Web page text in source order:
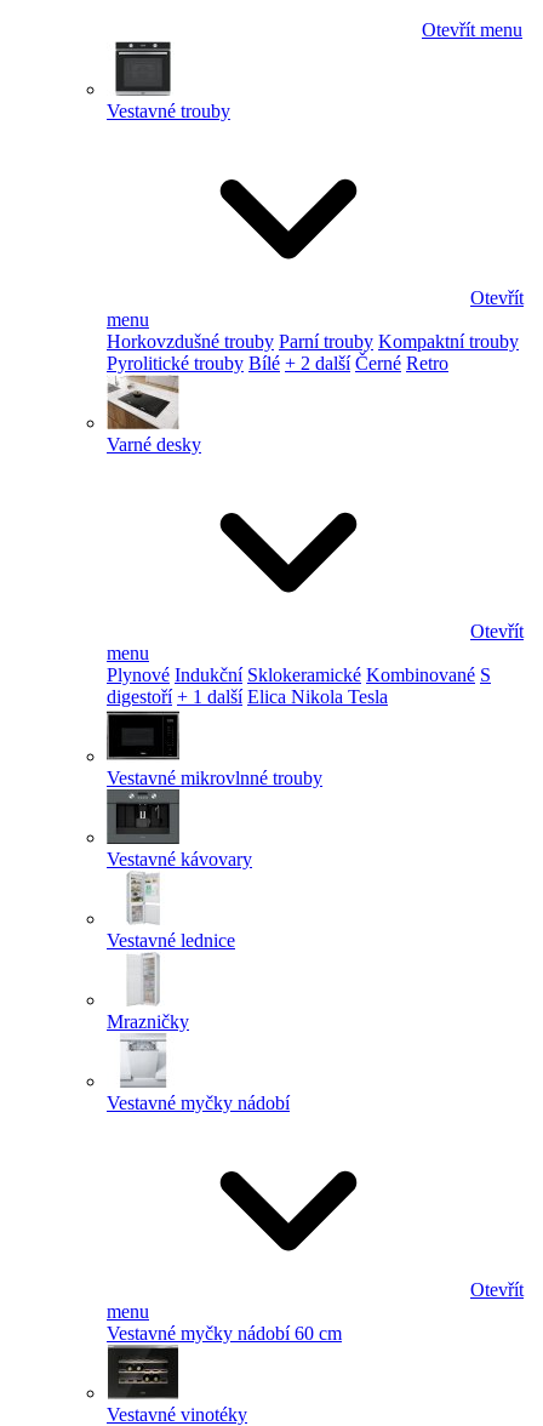
Otevřít menu
Vestavné trouby
Otevřít
menu
Horkovzdušné trouby Parní trouby Kompaktní trouby
Pyrolitické trouby Bílé + 2 další Černé Retro
Varné desky
Otevřít
menu
Plynové Indukční Sklokeramické Kombinované S
digestoří + 1 další Elica Nikola Tesla
Vestavné mikrovlnné trouby
Vestavné kávovary
Vestavné lednice
Mrazničky
Vestavné myčky nádobí
Otevřít
menu
Vestavné myčky nádobí 60 cm
Vestavné vinotéky